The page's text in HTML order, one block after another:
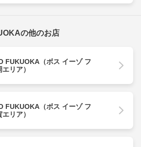
の他のお店
FUKUOKA（ボス イーゾ フ
リア）
FUKUOKA（ボス イーゾ フ
リア）